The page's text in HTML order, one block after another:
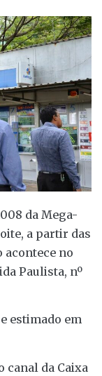
da Mega-
a partir das
acontece no
Paulista, nº
estimado em
canal da Caixa